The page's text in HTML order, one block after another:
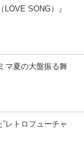
SONG）』
マ夏の大盤振る舞
レトロフューチャ